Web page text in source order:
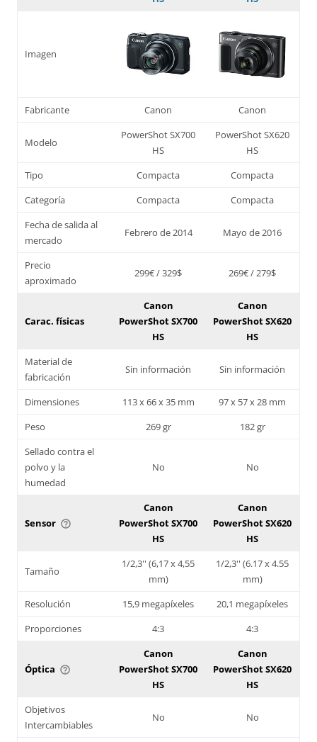
Imagen
Fabricante Canon Canon
Modelo
PowerShot SX700
HS
PowerShot SX620
HS
Tipo
Compacta
Compacta
Categoría
Compacta
Compacta
Fecha de salida al
mercado
Febrero de 2014 Mayo de 2016
Precio
aproximado
299€ / 329$ 269€ / 279$
Carac. físicas
Canon
PowerShot SX700
HS
Canon
PowerShot SX620
HS
Material de
fabricación
Sin información Sin información
Dimensiones 113 x 66 x 35 mm
97 x 57 x 28 mm
Peso
269 gr
182 gr
Sellado contra el
polvo y la
humedad
No No
Sensor help_outline
Canon
PowerShot SX700
HS
Canon
PowerShot SX620
HS
Tamaño
1/2,3'' (6,17 x 4,55
mm)
1/2,3'' (6.17 x 4.55
mm)
Resolución
15,9 megapíxeles
20,1 megapíxeles
Proporciones
4:3 4:3
Óptica help_outline
Canon
PowerShot SX700
HS
Canon
PowerShot SX620
HS
Objetivos
Intercambiables
No No